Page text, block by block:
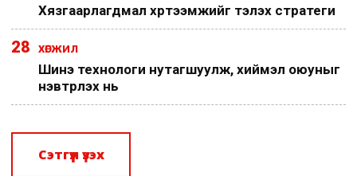
Хязгаарлагдмал хүртээмжийг тэлэх стратеги
28 ХӨГЖИЛ
Шинэ технологи нутагшуулж, хиймэл оюуныг
нэвтрүүлэх нь
Сэтгүүл үзэх